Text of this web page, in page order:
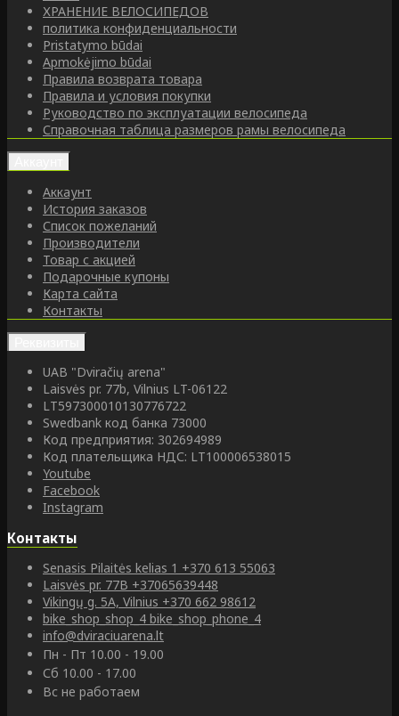
ХРАНЕНИЕ ВЕЛОСИПЕДОВ
политика конфиденциальности
Pristatymo būdai
Apmokėjimo būdai
Правила возврата товара
Правила и условия покупки
Руководство по эксплуатации велосипеда
Справочная таблица размеров рамы велосипеда
Аккаунт
История заказов
Список пожеланий
Производители
Товар с акцией
Подарочные купоны
Карта сайта
Контакты
UAB "Dviračių arena"
Laisvės pr. 77b, Vilnius LT-06122
LT597300010130776722
Swedbank код банка 73000
Код предприятия: 302694989
Код плательщика НДС: LT100006538015
Youtube
Facebook
Instagram
Контакты
Senasis Pilaitės kelias 1 +370 613 55063
Laisvės pr. 77B +37065639448
Vikingų g. 5A, Vilnius +370 662 98612
bike_shop_shop_4 bike_shop_phone_4
info@dviraciuarena.lt
Пн - Пт 10.00 - 19.00
Сб 10.00 - 17.00
Вс не работаем